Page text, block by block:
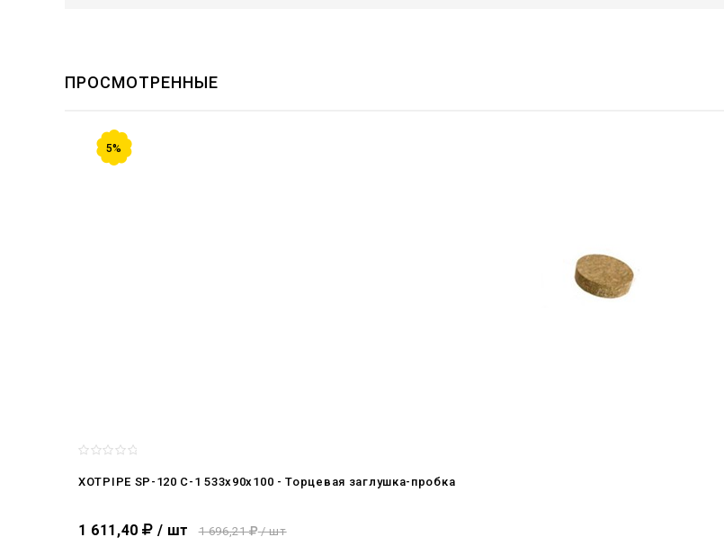
ПРОСМОТРЕННЫЕ
5%
XOTPIPE SP-120 C-1 533x90x100 - Торцевая заглушка-пробка
1 611,40 / шт 1 696,21 / шт